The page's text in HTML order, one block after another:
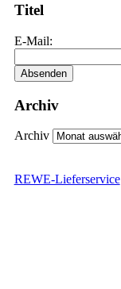
Titel
E-Mail:
Archiv
Archiv
REWE-Lieferservice